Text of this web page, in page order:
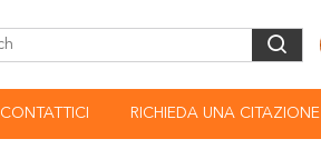
CONTATTICI RICHIEDA UNA CITAZIONE